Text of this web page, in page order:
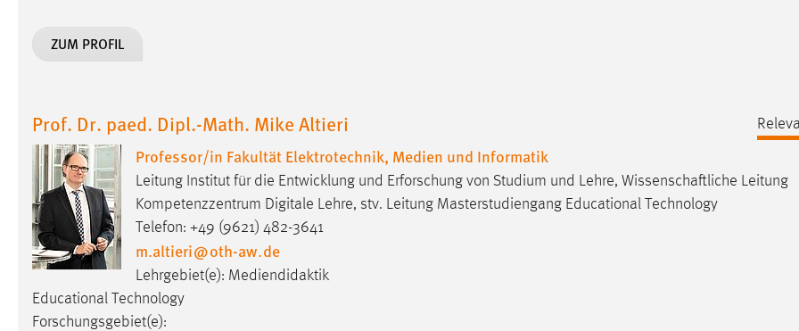
ZUM PROFIL
Prof. Dr. paed. Dipl.-Math. Mike Altieri
Professor/in Fakultät Elektrotechnik, Medien und Informatik
Leitung Institut für die Entwicklung und Erforschung von Studium und Lehre, Wissenschaftliche Leitung
Kompetenzzentrum Digitale Lehre, stv. Leitung Masterstudiengang Educational Technology
Telefon: +49 (9621) 482-3641
m.altieri@oth-aw.de
Lehrgebiet(e): Mediendidaktik
Educational Technology
Forschungsgebiet(e):
Matomo
Zweck:
Cookie Laufzeit: Max. 13 Monate
MARKETING
Marketing Cookies werden von Drittanbietern
verwendet, um personalisierte Werbung anzuzeigen.
Sie tun dies, indem sie Besucher über Websites
hinweg verfolgen.